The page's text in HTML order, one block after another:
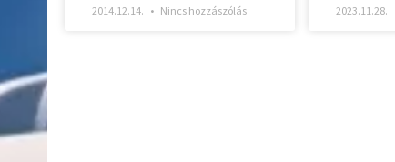
2014.12.14. Nincs hozzászólás 2023.11.28.